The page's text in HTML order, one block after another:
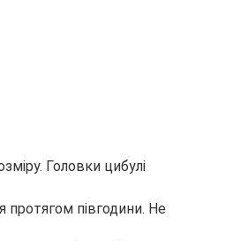
Головки цибулі
протягом півгодини. Не